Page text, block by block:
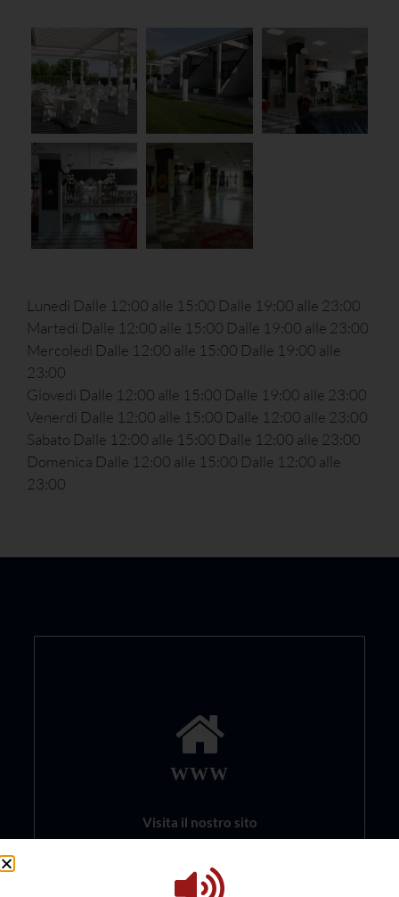
Lunedì Dalle 12:00 alle 15:00 Dalle 19:00 alle 23:00
Martedì Dalle 12:00 alle 15:00 Dalle 19:00 alle 23:00
Mercoledì Dalle 12:00 alle 15:00 Dalle 19:00 alle
23:00
Giovedì Dalle 12:00 alle 15:00 Dalle 19:00 alle 23:00
Venerdì Dalle 12:00 alle 15:00 Dalle 12:00 alle 23:00
Sabato Dalle 12:00 alle 15:00 Dalle 12:00 alle 23:00
Domenica Dalle 12:00 alle 15:00 Dalle 12:00 alle
23:00
WWW
Visita il nostro sito